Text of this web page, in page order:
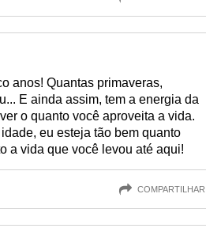
anos! Quantas primaveras,
E ainda assim, tem a energia da
o quanto você aproveita a vida.
eu esteja tão bem quanto
a vida que você levou até aqui!
COMPARTILHAR